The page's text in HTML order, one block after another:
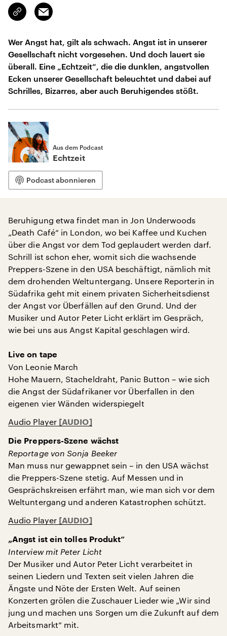
Link
kopieren/teilen
Email
Wer Angst hat, gilt als schwach. Angst ist in unserer
Gesellschaft nicht vorgesehen. Und doch lauert sie
überall. Eine „Echtzeit“, die die dunklen, angstvollen
Ecken unserer Gesellschaft beleuchtet und dabei auf
Schrilles, Bizarres, aber auch Beruhigendes stößt.
Aus dem Podcast
Echtzeit
Podcast abonnieren
Beruhigung etwa findet man in Jon Underwoods
„Death Café“ in London, wo bei Kaffee und Kuchen
über die Angst vor dem Tod geplaudert werden darf.
Schrill ist schon eher, womit sich die wachsende
Preppers-Szene in den USA beschäftigt, nämlich mit
dem drohenden Weltuntergang. Unsere Reporterin in
Südafrika geht mit einem privaten Sicherheitsdienst
der Angst vor Überfällen auf den Grund. Und der
Musiker und Autor Peter Licht erklärt im Gespräch,
wie bei uns aus Angst Kapital geschlagen wird.
Live on tape
Von Leonie March
Hohe Mauern, Stacheldraht, Panic Button – wie sich
die Angst der Südafrikaner vor Überfallen in den
eigenen vier Wänden widerspiegelt
Audio Player
Die Preppers-Szene wächst
Reportage von Sonja Beeker
Man muss nur gewappnet sein – in den USA wächst
die Preppers-Szene stetig. Auf Messen und in
Gesprächskreisen erfährt man, wie man sich vor dem
Weltuntergang und anderen Katastrophen schützt.
Audio Player
„Angst ist ein tolles Produkt“
Interview mit Peter Licht
Der Musiker und Autor Peter Licht verarbeitet in
seinen Liedern und Texten seit vielen Jahren die
Ängste und Nöte der Ersten Welt. Auf seinen
Konzerten grölen die Zuschauer Lieder wie „Wir sind
jung und machen uns Sorgen um die Zukunft auf dem
Arbeitsmarkt“ mit.